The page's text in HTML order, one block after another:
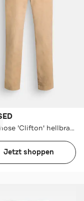
Stoffhose 'Clifton' hellbraun
Jetzt shoppen